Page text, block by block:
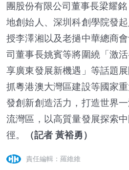
團股份有限公司董事長梁耀
地創始人、深圳科創學院發
授李澤湘以及老撾中華總商
司董事長姚賓等將圍繞「激
享廣東發展新機遇」等話題
抓粵港澳大灣區建設等國家
發創新創造活力，打造世界
流灣區，以高質量發展探索
徑。
（記者 黃裕勇）
責任編輯：羅維維